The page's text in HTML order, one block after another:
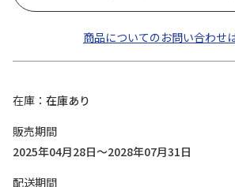
商品についてのお問い合わせ
在庫
在庫あり
販売期間
2025年04月28日～2028年07月31日
配送期間